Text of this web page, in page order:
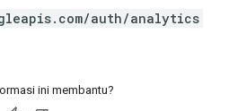
auth/analytics
ini membantu?